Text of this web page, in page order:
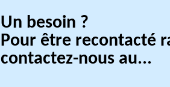
Un besoin ?
Pour être recontacté
contactez-nous au...